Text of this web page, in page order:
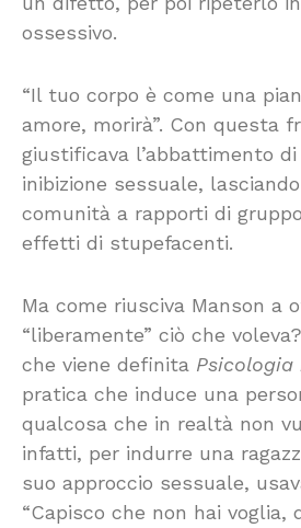
ossessivo.
“Il tuo corpo è come una
amore, morirà”. Con questa
giustificava l’abbattimento
inibizione sessuale,
comunità a rapporti di
effetti di stupefacenti.
Ma come riusciva Manson a
“liberamente” ciò che
che viene definita Psicologia
pratica che induce una
qualcosa che in realtà non
infatti, per indurre una
suo approccio sessuale,
“Capisco che non hai voglia,